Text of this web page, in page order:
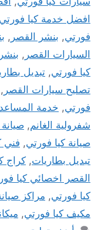
افضل خدمة كيا فورتي
فورتي, بنشر القصر ,
السيارات القصر ,
كيا فورتي, تبديل
تصليح سيارات القصر ,
فورتي, خدمة
شفرولية الغانم,
صيانة كيا فورتي, فني
تبديل بطاريات, كراج
القصر اخصائي كيا
كيا فورتي, مراكز
مكيف كيا فورتي,